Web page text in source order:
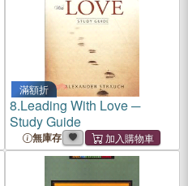
滿額折
8.Leading With Love ─
Study Guide
無庫存